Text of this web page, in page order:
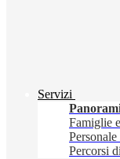
Servizi
Famiglie
Percorsi